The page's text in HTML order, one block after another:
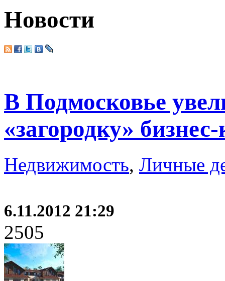
Новости
В Подмосковье
«загородку»
Недвижимость, Личные
6.11.2012 21:29
2505